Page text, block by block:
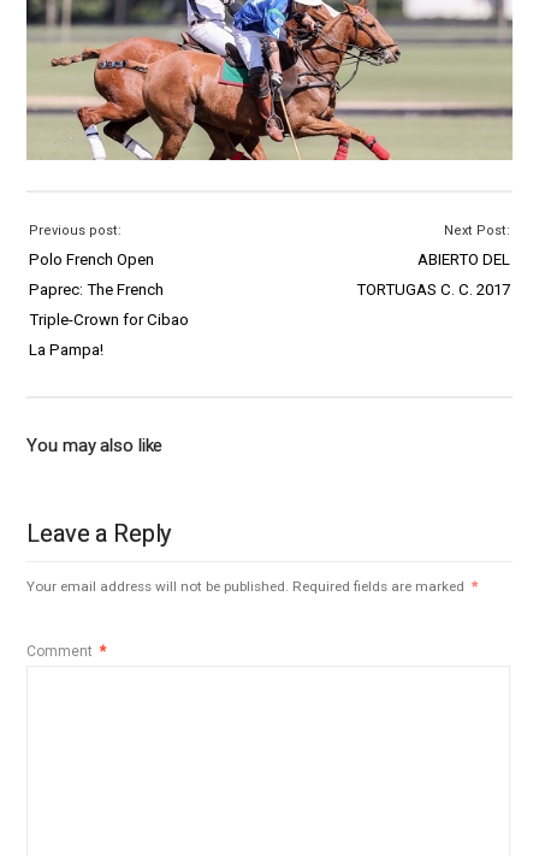
Previous post:
Polo French Open
Paprec: The French
Triple-Crown for Cibao
La Pampa!
Next Post:
ABIERTO DEL
TORTUGAS C. C. 2017
You may also like
Leave a Reply
Your email address will not be published. Required fields are marked *
Comment *